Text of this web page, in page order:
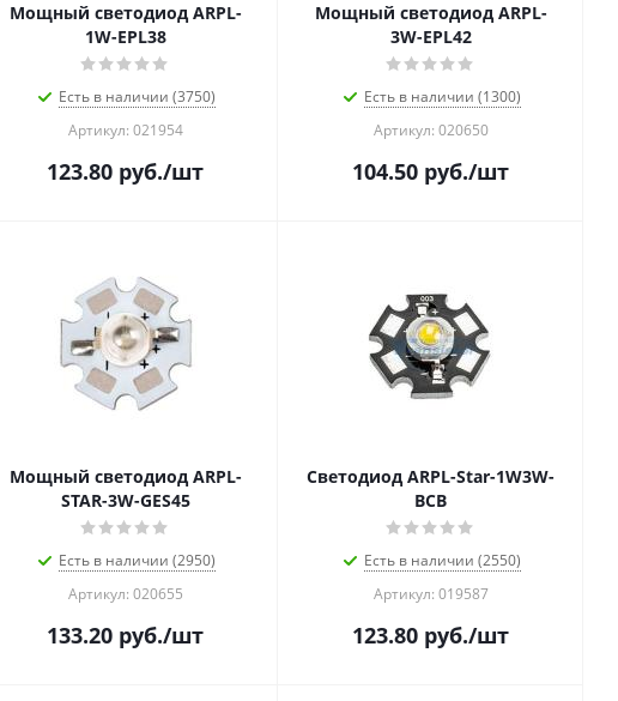
Мощный светодиод ARPL-
1W-EPL38
Есть в наличии (3750)
Артикул: 021954
123.80 руб./шт
Мощный светодиод ARPL-
3W-EPL42
Есть в наличии (1300)
Артикул: 020650
104.50 руб./шт
Мощный светодиод ARPL-
STAR-3W-GES45
Есть в наличии (2950)
Артикул: 020655
133.20 руб./шт
Светодиод ARPL-Star-1W3W-
BCB
Есть в наличии (2550)
Артикул: 019587
123.80 руб./шт